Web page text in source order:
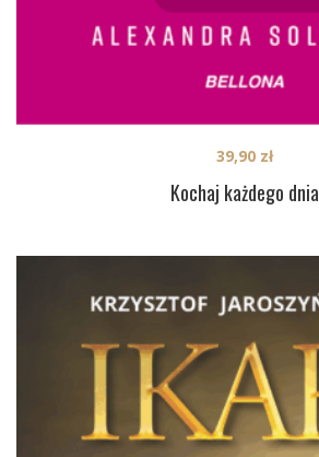
Kochaj każdego dnia
39,90 zł